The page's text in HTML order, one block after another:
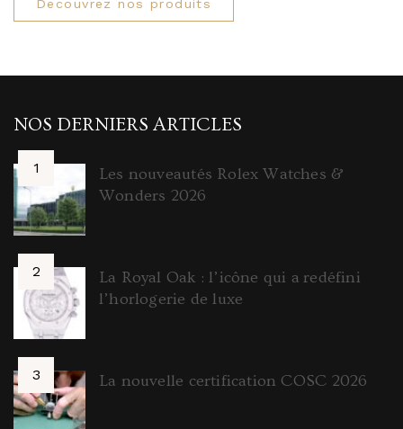
Decouvrez nos produits
NOS DERNIERS ARTICLES
Les nouveautés Rolex Watches &
Wonders 2026
La Royal Oak : l’icône qui a redéfini
l’horlogerie de luxe
La nouvelle certification COSC 2026